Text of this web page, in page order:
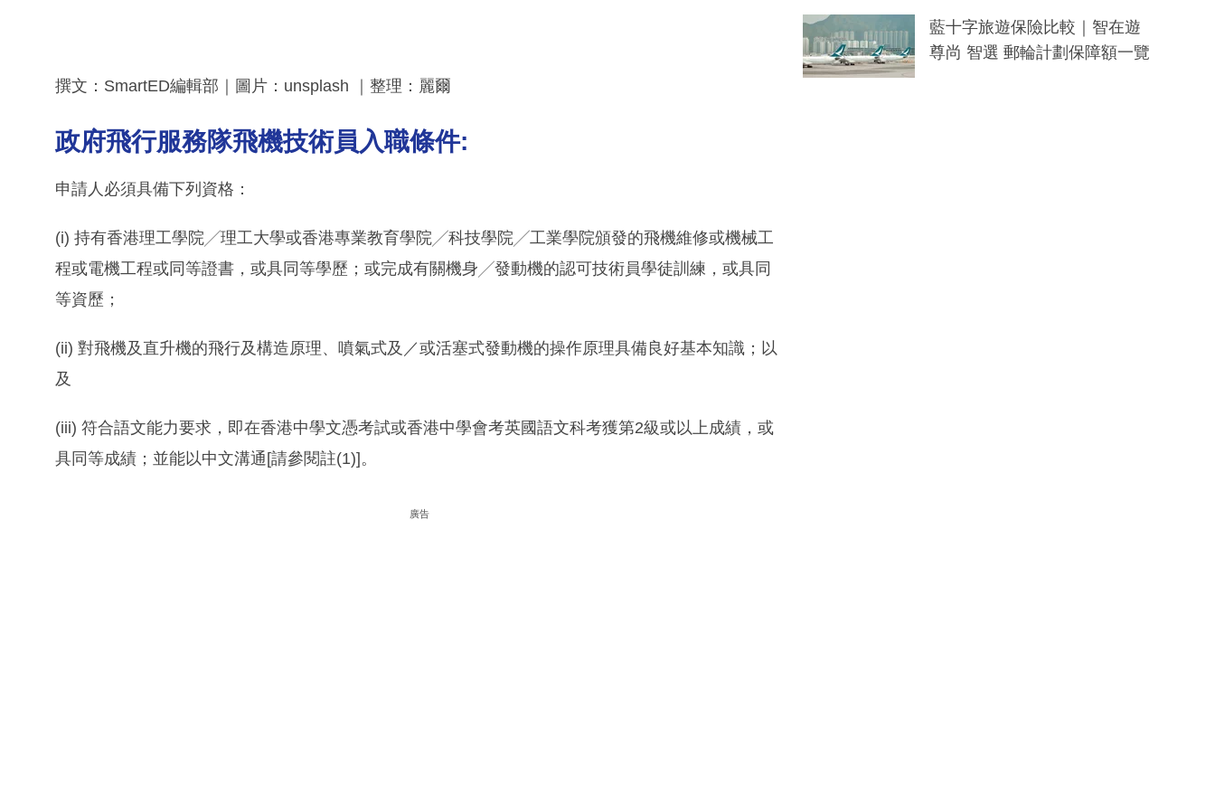
撰文：SmartED編輯部｜圖片：unsplash ｜整理：麗爾
政府飛行服務隊飛機技術員入職條件:
申請人必須具備下列資格：
(i) 持有香港理工學院╱理工大學或香港專業教育學院╱科技學院╱工業學院頒發的飛機維修或機械工
程或電機工程或同等證書，或具同等學歷；或完成有關機身╱發動機的認可技術員學徒訓練，或具同
等資歷；
(ii) 對飛機及直升機的飛行及構造原理、噴氣式及／或活塞式發動機的操作原理具備良好基本知識；以
及
(iii) 符合語文能力要求，即在香港中學文憑考試或香港中學會考英國語文科考獲第2級或以上成績，或
具同等成績；並能以中文溝通[請參閱註(1)]。
廣告
藍十字旅遊保險比較｜智在遊
尊尚 智選 郵輪計劃保障額一覽